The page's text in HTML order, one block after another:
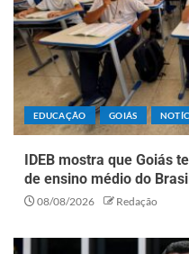
EDUCAÇÃO GOIÁS
IDEB mostra que Goiás
de ensino médio do
08/08/2026 Redação